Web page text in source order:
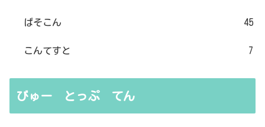
ぱそこん 45
こんてすと 7
びゅー とっぷ てん